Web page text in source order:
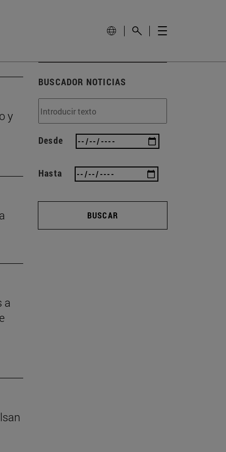
y
a
BUSCADOR NOTICIAS
Desde
Hasta
BUSCAR